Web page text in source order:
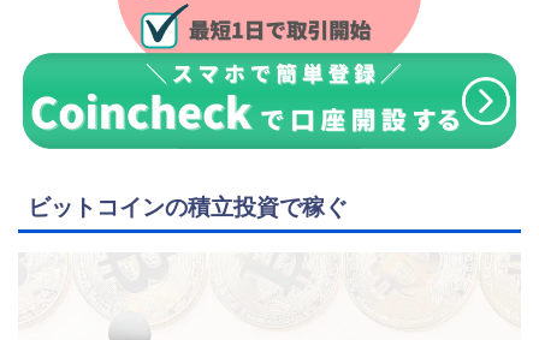
ビットコインの積立投資で稼ぐ